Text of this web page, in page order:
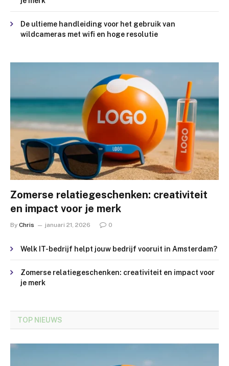
De ultieme handleiding voor het gebruik van
wildcameras met wifi en hoge resolutie
Zomerse relatiegeschenken: creativiteit
en impact voor je merk
By Chris januari 21, 2026 0
Welk IT-bedrijf helpt jouw bedrijf vooruit in Amsterdam?
Zomerse relatiegeschenken: creativiteit en impact voor
je merk
TOP NIEUWS